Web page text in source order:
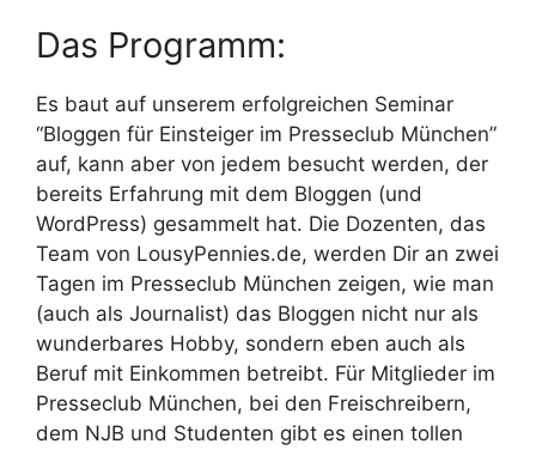
Das Programm:
Es baut auf unserem erfolgreichen Seminar
“Bloggen für Einsteiger im Presseclub München”
auf, kann aber von jedem besucht werden, der
bereits Erfahrung mit dem Bloggen (und
WordPress) gesammelt hat. Die Dozenten, das
Team von LousyPennies.de, werden Dir an zwei
Tagen im Presseclub München zeigen, wie man
(auch als Journalist) das Bloggen nicht nur als
wunderbares Hobby, sondern eben auch als
Beruf mit Einkommen betreibt. Für Mitglieder im
Presseclub München, bei den Freischreibern,
dem NJB und Studenten gibt es einen tollen